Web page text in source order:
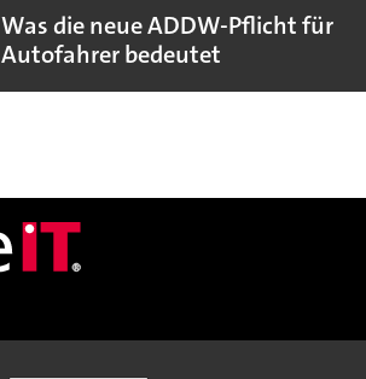
Was die neue ADDW-Pflicht für
Autofahrer bedeutet